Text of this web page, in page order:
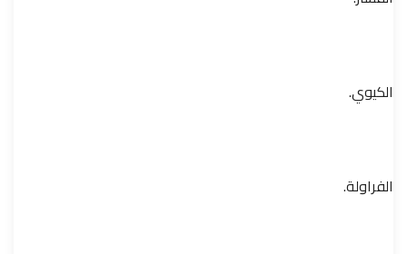
الكيوي.
الفراولة.